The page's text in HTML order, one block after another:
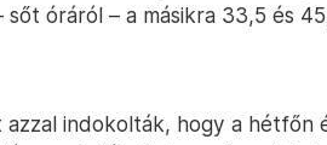
óráról – a másikra 33,5 és
azzal indokolták, hogy a hétfőn